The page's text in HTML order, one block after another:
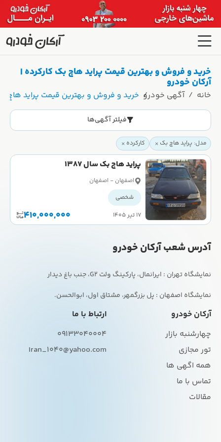
خرید و فروش و بهترین قیمت پراید هاچ بک کارکرده |
آرکان خودرو
خانه آگهی خودرو خرید و فروش و بهترین قیمت پراید هاچ
فیلتر آگهی‌ها
مدل: پراید هاچ بک کارکرده
پراید هاچ بک سال 1387
اصفهان - اصفهان
شخصی
۱۷ تیر ۱۴۰۵
410,000,000
آدرس شعب آرکان خودرو
نمایشگاه اصفهان : پل بزرگمهر، مشتاق اول، ابوالحسن.
آرکان خودرو
چهارشنبه بازار
تور مجازی
همه اگهی ها
تماس با ما
مقالات
ارتباط با ما
09133040004
Iran_1040@yahoo.com